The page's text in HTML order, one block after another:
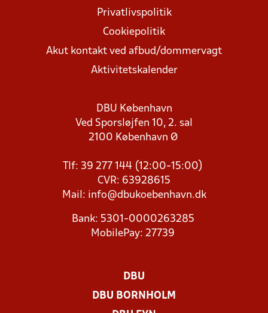
Privatlivspolitik
Cookiepolitik
Akut kontakt ved afbud/dommervagt
Aktivitetskalender
DBU København
Ved Sporsløjfen 10, 2. sal
2100 København Ø
Tlf: 39 277 144 (12:00-15:00)
CVR: 63928615
Mail: info@dbukoebenhavn.dk
Bank: 5301-0000263285
MobilePay: 27739
DBU
DBU BORNHOLM